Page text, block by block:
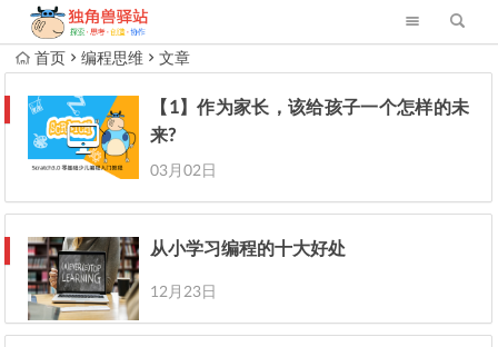
首页 编程思维 文章
【1】作为家长，该给孩子一个怎样的未
来?
03月02日
从小学习编程的十大好处
12月23日